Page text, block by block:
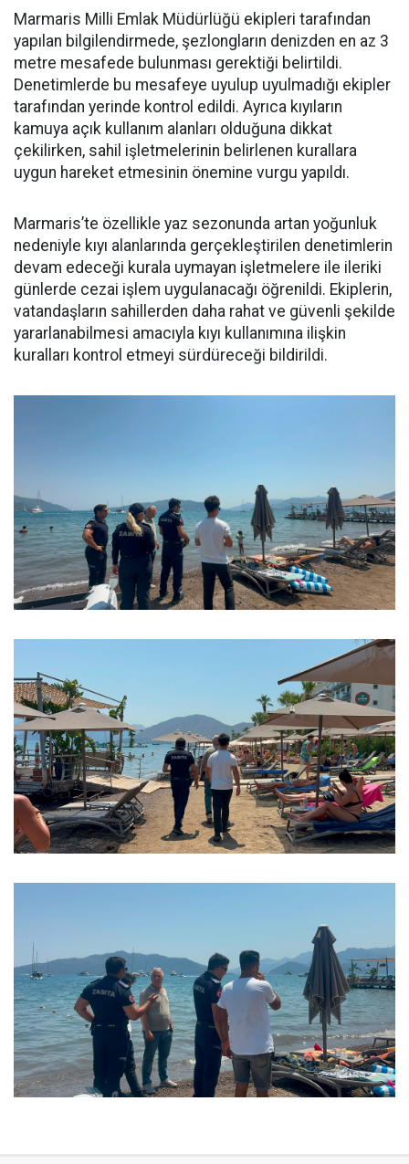
Marmaris Milli Emlak Müdürlüğü ekipleri tarafından
yapılan bilgilendirmede, şezlongların denizden en az 3
metre mesafede bulunması gerektiği belirtildi.
Denetimlerde bu mesafeye uyulup uyulmadığı ekipler
tarafından yerinde kontrol edildi. Ayrıca kıyıların
kamuya açık kullanım alanları olduğuna dikkat
çekilirken, sahil işletmelerinin belirlenen kurallara
uygun hareket etmesinin önemine vurgu yapıldı.
Marmaris’te özellikle yaz sezonunda artan yoğunluk
nedeniyle kıyı alanlarında gerçekleştirilen denetimlerin
devam edeceği kurala uymayan işletmelere ile ileriki
günlerde cezai işlem uygulanacağı öğrenildi. Ekiplerin,
vatandaşların sahillerden daha rahat ve güvenli şekilde
yararlanabilmesi amacıyla kıyı kullanımına ilişkin
kuralları kontrol etmeyi sürdüreceği bildirildi.